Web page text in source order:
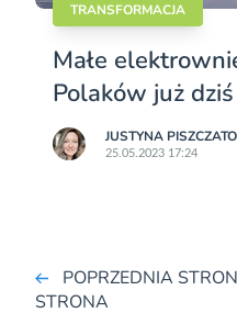
TRANSFORMACJA
Małe
Polaków już
JUSTYNA
25.05.2023 17:24
POPRZEDNIA
STRONA